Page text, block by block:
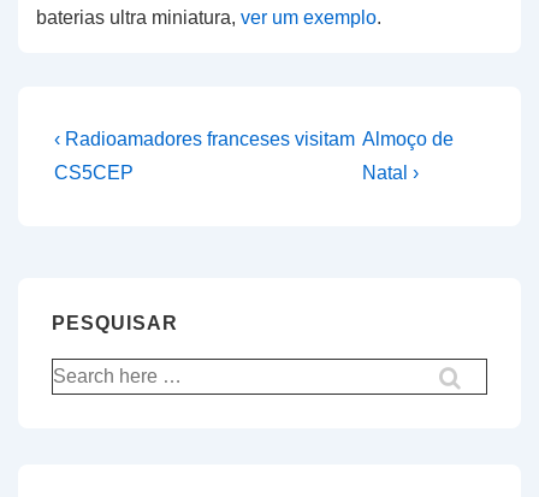
baterias ultra miniatura, ver um exemplo.
Navegação
de
Previous
Post
‹ Radioamadores franceses visitam
CS5CEP
Next
Post
Almoço de
Natal ›
PESQUISAR
Pesquisar
por: